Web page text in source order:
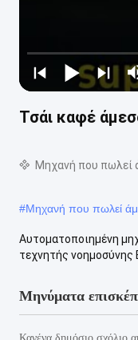
Τσάι καφέ
Μηχανή που πωλεί
#Μηχανή που πωλεί
Αυτοματοποιημένη
τεχνητής νοημοσύνης
Μηνύματα
Κανένα δημόσιο σχόλιο